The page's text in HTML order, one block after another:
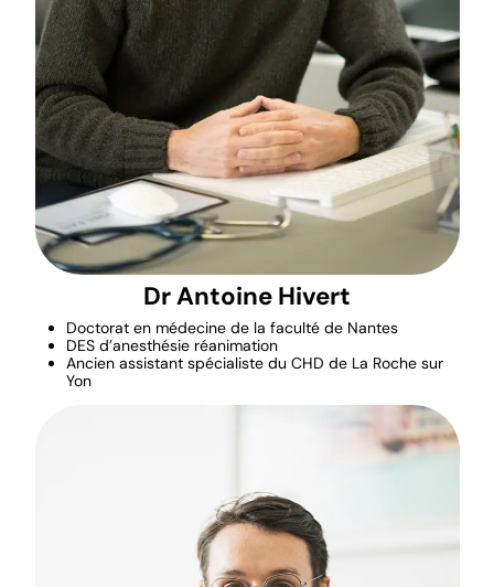
Dr Antoine Hivert
Doctorat en médecine de la faculté de Nantes
DES d’anesthésie réanimation
Ancien assistant spécialiste du CHD de La Roche sur
Yon